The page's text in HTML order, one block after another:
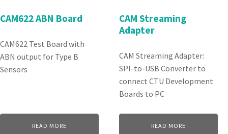
CAM622 ABN Board
CAM622 Test Board with
ABN output for Type B
Sensors
READ MORE
CAM Streaming
Adapter
CAM Streaming Adapter:
SPI-to-USB Converter to
connect CTU Development
Boards to PC
READ MORE